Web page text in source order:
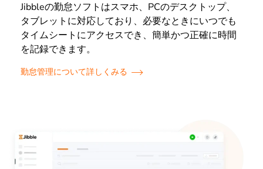
Jibbleの勤怠ソフトはスマホ、PCのデスクトップ、
タブレットに対応しており、必要なときにいつでも
タイムシートにアクセスでき、簡単かつ正確に時間
を記録できます。
勤怠管理について詳しくみる